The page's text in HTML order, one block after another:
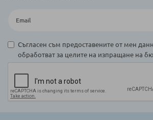
Съгласен съм предоставените от мен
обработват за целите на изпращане на